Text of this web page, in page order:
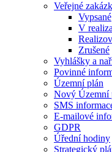
Veřejné
Vypsané
V
Zrušené
Vyhlášky a
Povinné
Územní plán
Nový Územní
SMS
E-mailové
GDPR
Úřední hodiny
Strategický